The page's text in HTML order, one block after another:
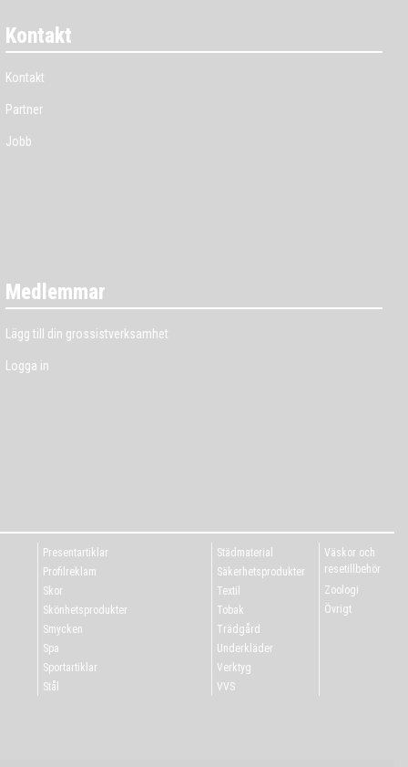
Kontakt
Kontakt
Partner
Jobb
Medlemmar
Lägg till din grossistverksamhet
Logga in
Presentartiklar
Profilreklam
Skor
Skönhetsprodukter
Smycken
Spa
Sportartiklar
Stål
Städmaterial
Säkerhetsprodukter
Textil
Tobak
Trädgård
Underkläder
Verktyg
VVS
Väskor och
resetillbehör
Zoologi
Övrigt